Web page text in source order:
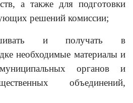
а также для подготовки
решений комиссии;
и получать в
необходимые материалы и
органов и
объединений,